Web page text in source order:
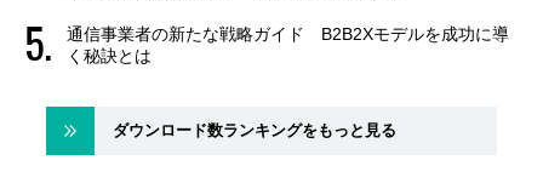
通信事業者の新たな戦略ガイド B2B2Xモデルを成功に導
く秘訣とは
ダウンロード数ランキングをもっと見る